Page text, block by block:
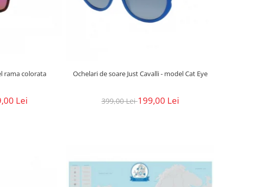
rama colorata
Lei
Ochelari de soare Just Cavalli - model Cat Eye
399,00 Lei199,00 Lei